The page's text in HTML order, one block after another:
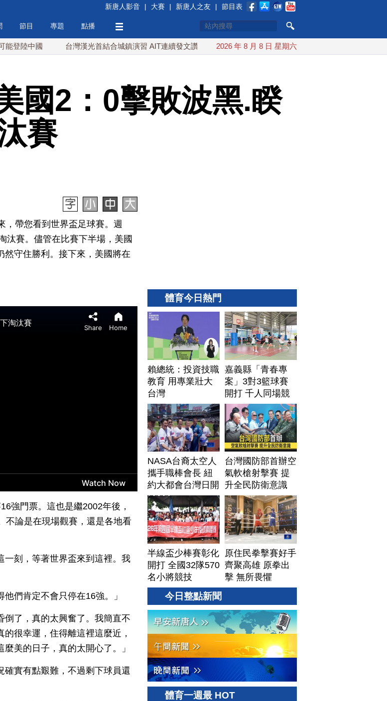
新唐人影音 | 大賽 | 新唐人之友 | 節目表
節目 專題 點播
國 台灣漢光首結合城鎮演習 AIT連續發文讚「韌性台灣」 搞分化？美情報：普京最快今秋 試探攻擊北
2026 年 8 月 8 日 星期六
國2：0擊敗波黑.睽
賽
，帶您看到世界盃足球賽。週
汰賽。儘管在比賽下半場，美國
然守住勝利。接下來，美國將在
強門票。這也是繼2002年後，
不論是在現場觀賽，還是各地看
一刻，等著世界盃來到這裡。我
們肯定不會只停在16強。」
倒了，真的太興奮了。我簡直不
很幸運，住得離這裡這麼近，
美的日子，真的太開心了。」
實有點艱難，不過剩下球員還
體育今日熱門
賴總統：投資技職
教育 用專業壯大
台灣
嘉義縣「青春專
案」3對3籃球賽
開打 千人同場競
技
NASA台裔太空人
攜手職棒會長 紐
約大都會台灣日開
球
台灣國防部首辦空
氣軟槍射擊賽 提
升全民防衛意識
半線盃少棒賽彰化
開打 全國32隊570
名小將競技
原住民拳擊賽好手
齊聚高雄 原拳出
擊 無所畏懼
今日整點新聞
體育一週最 HOT